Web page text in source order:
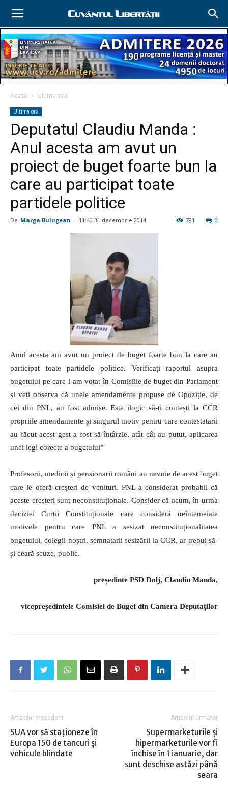
Acasă Ultima oră
Ultima oră
Deputatul Claudiu Manda :
Anul acesta am avut un
proiect de buget foarte bun la
care au participat toate
partidele politice
De Marga Bulugean - 11:40 31 decembrie 2014 0
781
Anul acesta am avut un proiect de buget foarte bun la care au
participat toate partidele politice. Verificați raportul asupra
bugetului pe care l-am votat în Comisiile de buget din Parlament
și veți observa că unele amendamente propuse de Opoziție, de
cei din PNL, au fost admise. Este ilogic să-ți contești la CCR
propriile amendamente și singurul motiv pentru care contestatarii
au făcut acest gest a fost să întârzie, atât cât au putut, aplicarea
unei legi corecte a bugetului”
Profesorii, medicii și pensionarii români au nevoie de acest buget
care le oferă creșteri de venituri. PNL a considerat probabil că
aceste creșteri sunt neconstituționale. Consider că acum, în urma
deciziei Curții Constituționale care consideră neîntemeiate
motivele pentru care PNL a sesizat neconstituționalitatea
bugetului, colegii noștri, semnatarii sesizării la CCR, ar trebui să-
și ceară scuze, public.
președinte PSD Dolj, Claudiu Manda,
vicepreședintele Comisiei de Buget din Camera Deputaților
Articolul precedent
SUA vor să staţioneze în
Europa 150 de tancuri şi
vehicule blindate
Articolul următor
Supermarketurile şi
hipermarketurile vor fi
închise în 1 ianuarie, dar
sunt deschise astăzi până
seara